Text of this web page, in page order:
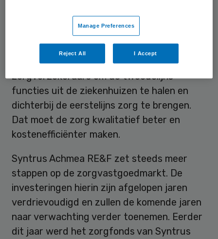
De ontwikkeling van de Zorgboulevard past
in het streven van de overheid en de
zorgverzekeraars om de tweedelijns
functies uit de ziekenhuizen te halen en
dichterbij de eerstelijns zorg te brengen.
Dat moet de zorg kwalitatief beter en
kostenefficiënter maken.
Syntrus Achmea RE&F zet steeds meer
stappen op de zorgvastgoedmarkt. De
investeringen hierin zijn afgelopen jaren
verdrievoudigd en zullen de komende jaren
naar verwachting verder toenemen. Eerder
dit jaar werd het zorgfonds van Syntrus
Manage Preferences
Reject All I Accept